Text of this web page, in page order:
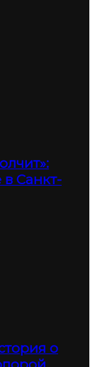
в Санкт-
о